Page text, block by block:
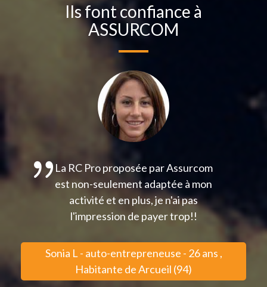
Ils font confiance à
ASSURCOM
La RC Pro proposée par Assurcom
est non-seulement adaptée à mon
activité et en plus, je n'ai pas
l'impression de payer trop!!
Sonia L - auto-entrepreneuse - 26 ans ,
Habitante de Arcueil (94)